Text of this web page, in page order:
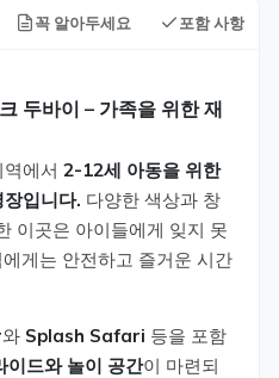
꼭 알아두세요 포함 사항
두바이 – 가족을 위한 재
역에서 2-12세 아동을 위한
입니다. 다양한 색상과 창
이곳은 아이들에게 잊지 못
게는 안전하고 즐거운 시간
와 Splash Safari 등을 포함
이드와 놀이 공간이 마련되